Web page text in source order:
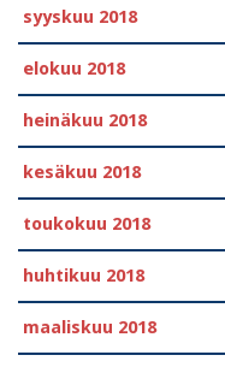
syyskuu 2018
elokuu 2018
heinäkuu 2018
kesäkuu 2018
toukokuu 2018
huhtikuu 2018
maaliskuu 2018